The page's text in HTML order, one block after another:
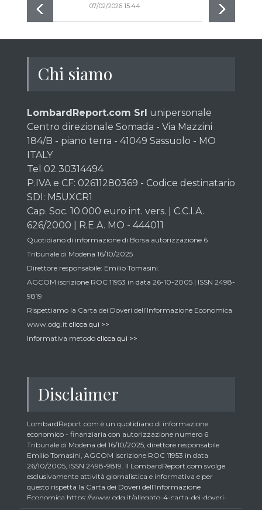
07/02/2026 15:44
Chi siamo
LombardReport.com Srl unipersonale
Centro direzionale Somada - Via Mazzini
184/B - piano terra - 41049 Sassuolo - MO
ITALY
Tel 02 30314494
P.IVA e CF: 02611280369 - Codice destinatario
SDI: M5UXCR1
Cap. Soc. 10.000 euro int. vers. | C.C.I.A.
626/2000 | R.E.A. MO - 444011
Quotidiano di informazione di Borsa autorizzazione 6
Tribunale di Modena 16/10/2025
Direttore responsabile: Emilio Tomasini.
AGCOM iscrizione ROC 11953 in data 26-10-2005 | ISSN 2498-
9819
Rispettiamo la Carta dei Doveri dell’Informazione Economica
www.odg.it clicca qui >>
Informativa metodo clicca qui >>
Disclaimer
LombardReport.com è un quotidiano di informazione
economico - finanziaria con autorizzazione numero 6
Tribunale di Modena del 16/10/2025, direttore responsabile
Emilio Tomasini, AGCOM iscrizione ROC 11953 in data
26/10/2005, ISSN 2498-9819. Il LombardReport.com svolge
esclusivamente attività giornalistica e informativa e per
questo rispetta la Carta dei Doveri dell’Informazione
Economica https://www.odg.it/allegato-4-carta-dei-doveri-